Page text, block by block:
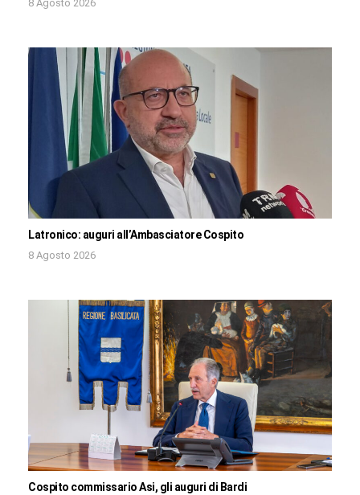
8 Agosto 2026
Latronico: auguri all’Ambasciatore Cospito
8 Agosto 2026
Cospito commissario Asi, gli auguri di Bardi